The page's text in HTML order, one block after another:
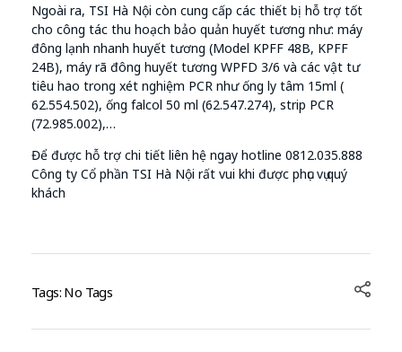
Ngoài ra, TSI Hà Nội còn cung cấp các thiết bị hỗ trợ tốt
cho công tác thu hoạch bảo quản huyết tương như: máy
đông lạnh nhanh huyết tương (Model KPFF 48B, KPFF
24B), máy rã đông huyết tương WPFD 3/6 và các vật tư
tiêu hao trong xét nghiệm PCR như ống ly tâm 15ml (
62.554.502), ống falcol 50 ml (62.547.274), strip PCR
(72.985.002),…
Để được hỗ trợ chi tiết liên hệ ngay hotline 0812.035.888
Công ty Cổ phần TSI Hà Nội rất vui khi được phục vụ quý
khách
Tags: No Tags